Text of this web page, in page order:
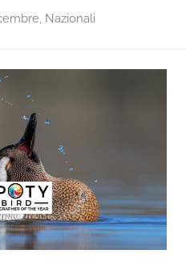
, Nazionali